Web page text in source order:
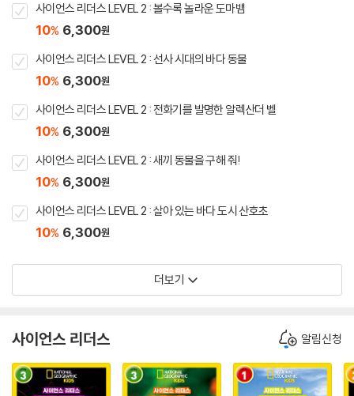
사이언스 리더스 LEVEL 2 : 볼수록 놀라운 도마뱀
10% 6,300원
사이언스 리더스 LEVEL 2 : 선사 시대의 바다 동물
10% 6,300원
사이언스 리더스 LEVEL 2 : 전화기를 발명한 알렉산더 벨
10% 6,300원
사이언스 리더스 LEVEL 2 : 새끼 동물을 구해 줘!
10% 6,300원
사이언스 리더스 LEVEL 2 : 살아 있는 바다 도시 산호초
10% 6,300원
더보기
사이언스 리더스 알림신청